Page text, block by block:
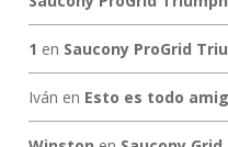
1 en Saucony ProGrid
Iván en Esto es todo